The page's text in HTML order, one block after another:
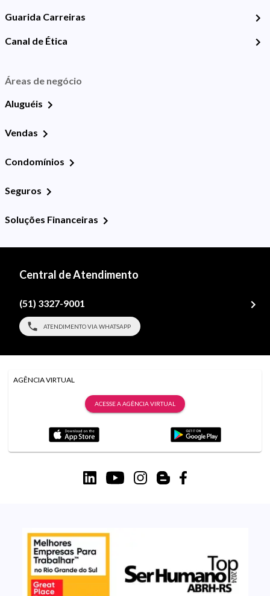
Guarida Carreiras
Canal de Ética
Áreas de negócio
Aluguéis
Vendas
Condomínios
Seguros
Soluções Financeiras
Central de Atendimento
(51) 3327-9001
ATENDIMENTO VIA WHATSAPP
AGÊNCIA VIRTUAL
ACESSE A AGÊNCIA VIRTUAL